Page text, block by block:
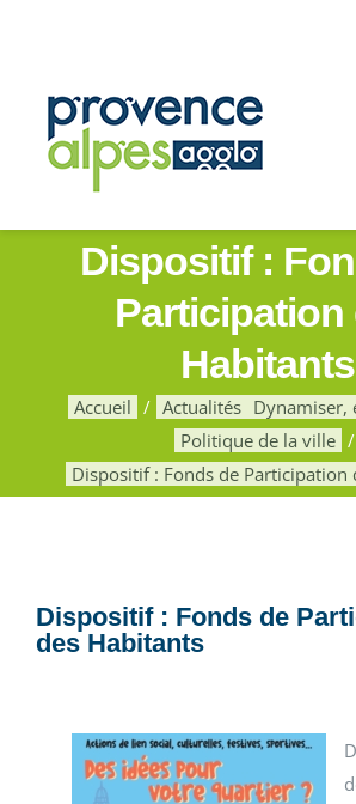
Dispositif :
Participation
Habitants
Accueil Actualités Dynamiser,
Politique de la ville
Dispositif : Fonds de Participation
Dispositif : Fonds de
des Habitants